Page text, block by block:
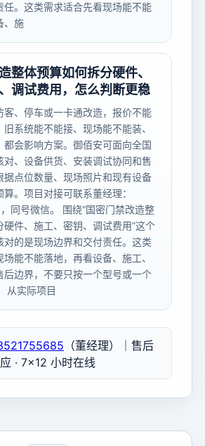
任。这类需求适合先看现场能不能
、施
整体预算如何拆分硬件、
调试费用，怎么判断更稳
客、停车或一卡通改造，报价不能
系统能不能接、现场能不能装、
都会影响方案。御佰安可面向全国
对、设备供货、安装调试协同和售
据点位数量、现场照片和现有设备
。项目对接可联系董经理：
同号微信。 围绕“国密门禁改造整
硬件、施工、密钥、调试费用”这个
对的是现场边界和交付责任。这类
能不能落地，再看设备、施工、
后边界，不要只按一个型号或一个
从实际项目
（董经理）｜售后
· 7×12 小时在线